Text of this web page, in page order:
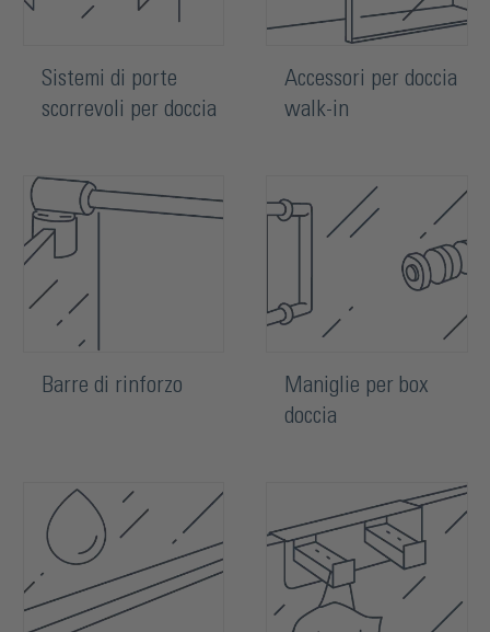
Sistemi di porte
scorrevoli per doccia
Accessori per doccia
walk-in
Barre di rinforzo
Maniglie per box
doccia